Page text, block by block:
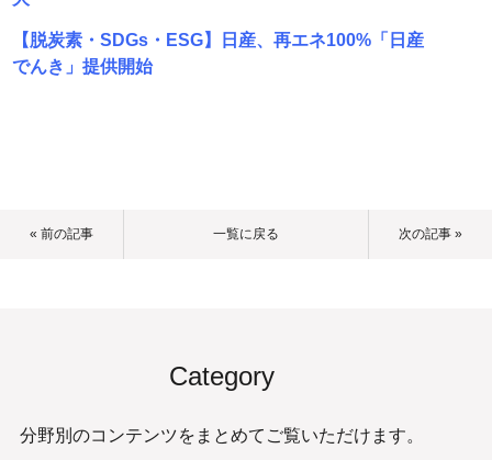
【脱炭素・SDGs・ESG】日産、再エネ100%「日産
でんき」提供開始
« 前の記事 一覧に戻る 次の記事 »
Category
分野別のコンテンツをまとめてご覧いただけます。